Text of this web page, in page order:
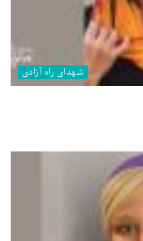
شهدای راه آزادی